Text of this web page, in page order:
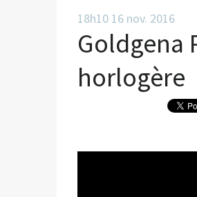
18h10 16 nov. 2016
Goldgena
horlogère